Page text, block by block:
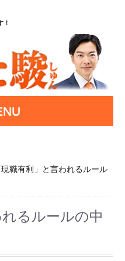
！
職有利」と言われるルール
れるルールの中